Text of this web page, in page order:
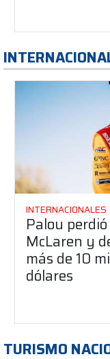
INTERNACIONALES
Palou
McLaren y
más de 10
dólares
TURISMO